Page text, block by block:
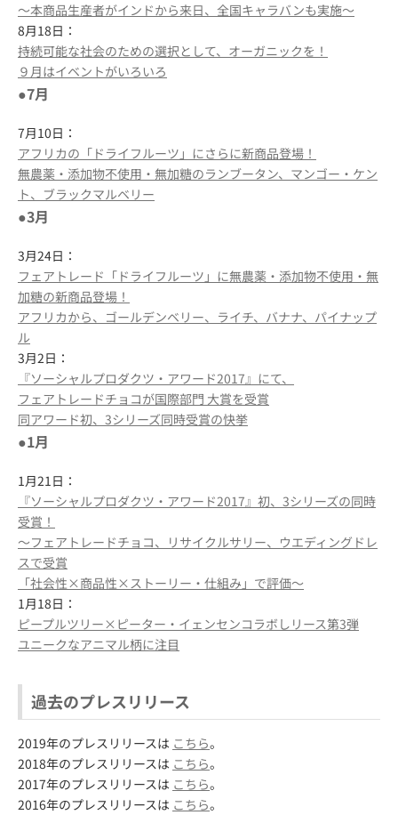
～本商品生産者がインドから来日、全国キャラバンも実施～
8月18日：
持続可能な社会のための選択として、オーガニックを！
９月はイベントがいろいろ
●7月
7月10日：
アフリカの「ドライフルーツ」にさらに新商品登場！
無農薬・添加物不使用・無加糖のランブータン、マンゴー・ケン
ト、ブラックマルベリー
●3月
3月24日：
フェアトレード「ドライフルーツ」に無農薬・添加物不使用・無
加糖の新商品登場！
アフリカから、ゴールデンベリー、ライチ、バナナ、パイナップ
ル
3月2日：
『ソーシャルプロダクツ・アワード2017』にて、
フェアトレードチョコが国際部門 大賞を受賞
同アワード初、3シリーズ同時受賞の快挙
●1月
1月21日：
『ソーシャルプロダクツ・アワード2017』初、3シリーズの同時
受賞！
～フェアトレードチョコ、リサイクルサリー、ウエディングドレ
スで受賞
「社会性×商品性×ストーリー・仕組み」で評価～
1月18日：
ピープルツリー×ピーター・イェンセンコラボしリース第3弾
ユニークなアニマル柄に注目
過去のプレスリリース
2019年のプレスリリースは こちら。
2018年のプレスリリースは こちら。
2017年のプレスリリースは こちら。
2016年のプレスリリースは こちら。